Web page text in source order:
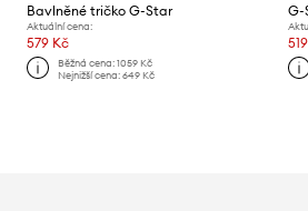
Bavlněné tričko G-Star
Aktuální cena:
579 Kč
Běžná cena:1059 Kč
Nejnižší cena:649 Kč